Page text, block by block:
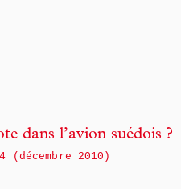
dans l’avion suédois ?
(décembre 2010)